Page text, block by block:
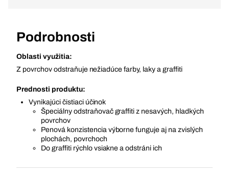
Podrobnosti
Oblasti využitia:
Z povrchov odstraňuje nežiadúce farby, laky a graffiti
Prednosti produktu:
Vynikajúci čistiaci účinok
Špeciálny odstraňovač graffiti z nesavých, hladkých
povrchov
Penová konzistencia výborne funguje aj na zvislých
plochách, povrchoch
Do graffiti rýchlo vsiakne a odstráni ich